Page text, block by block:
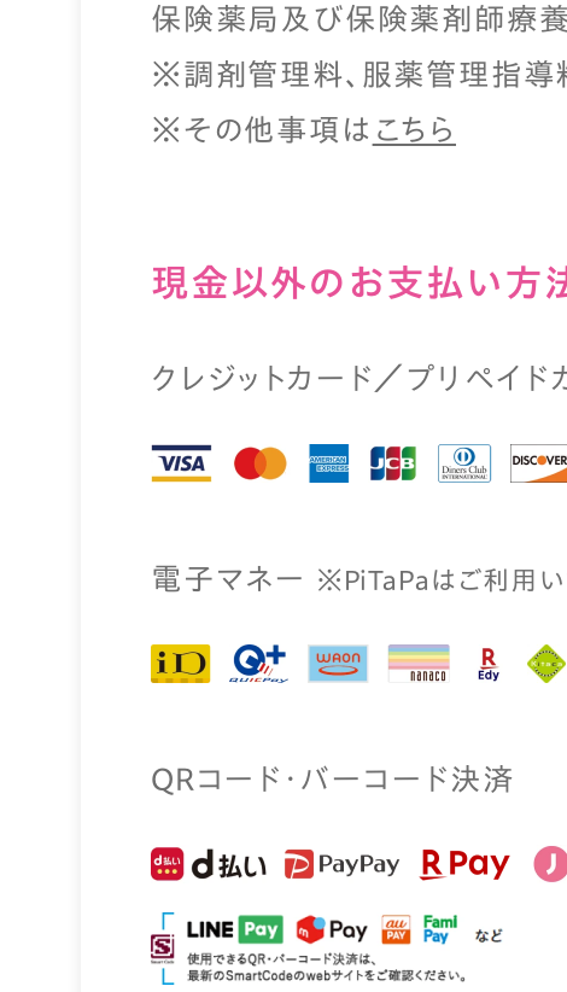
保険薬局及び保険薬剤師療
※調剤管理料、服薬管理指導
※その他事項は こちら
現⾦以外のお⽀払い⽅
クレジットカード／プリペイド
電⼦マネー ※PiTaPaはご利⽤い
QRコード・バーコード決済